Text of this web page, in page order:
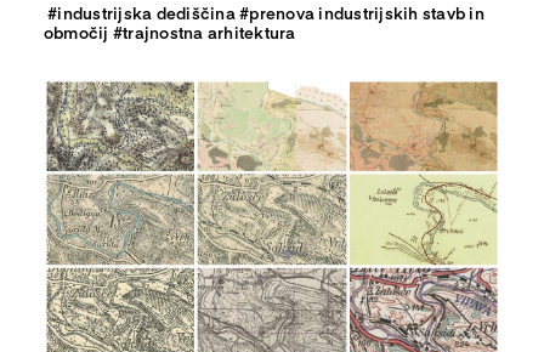
#industrijska dediščina #prenova industrijskih stavb in
območij #trajnostna arhitektura